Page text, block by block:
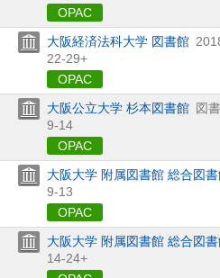
OPAC
大阪経済法科大学 図書館
22-29+
OPAC
大阪公立大学 杉本図書館 図
9-14
OPAC
大阪大学 附属図書館 総合図
9-13
OPAC
大阪大学 附属図書館 総合図
14-24+